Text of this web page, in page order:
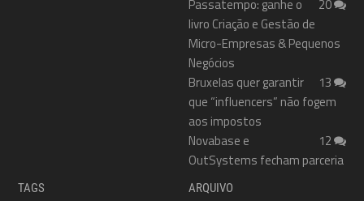
20
Passatempo: ganhe o
livro Criação e Gestão de
Micro-Empresas & Pequenos
Negócios
13
Bruxelas quer garantir
que “influencers” não fogem
aos impostos
12
Novabase e
OutSystems fecham parceria
TAGS ARQUIVO